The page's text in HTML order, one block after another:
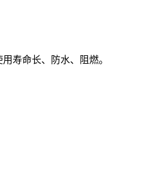
寿命长、防水、阻燃。